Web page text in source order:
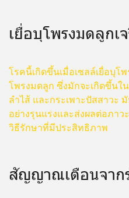
เยื่อบุโพรงมดลูก
โรคนี้เกิดขึ้นเมื่อเซลล์เยื่อบุโ
โพรงมดลูก ซึ่งมักจะเกิดขึ้นใ
ลำไส้ และกระเพาะปัสสาวะ
อย่างรุนแรงและส่งผลต่อภา
วิธีรักษาที่มีประสิทธิภาพ
สัญญาณเตือนจาก